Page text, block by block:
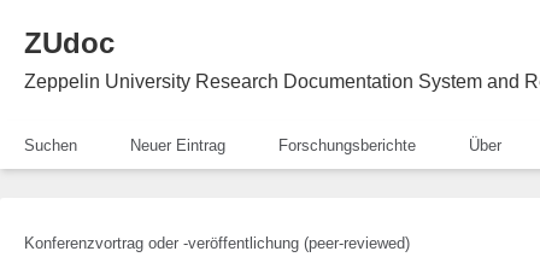
ZUdoc
Zeppelin University Research Documentation System and
Suchen Neuer Eintrag Forschungsberichte Über
Konferenzvortrag oder -veröffentlichung (peer-reviewed)